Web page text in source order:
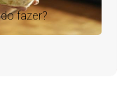
fazer?